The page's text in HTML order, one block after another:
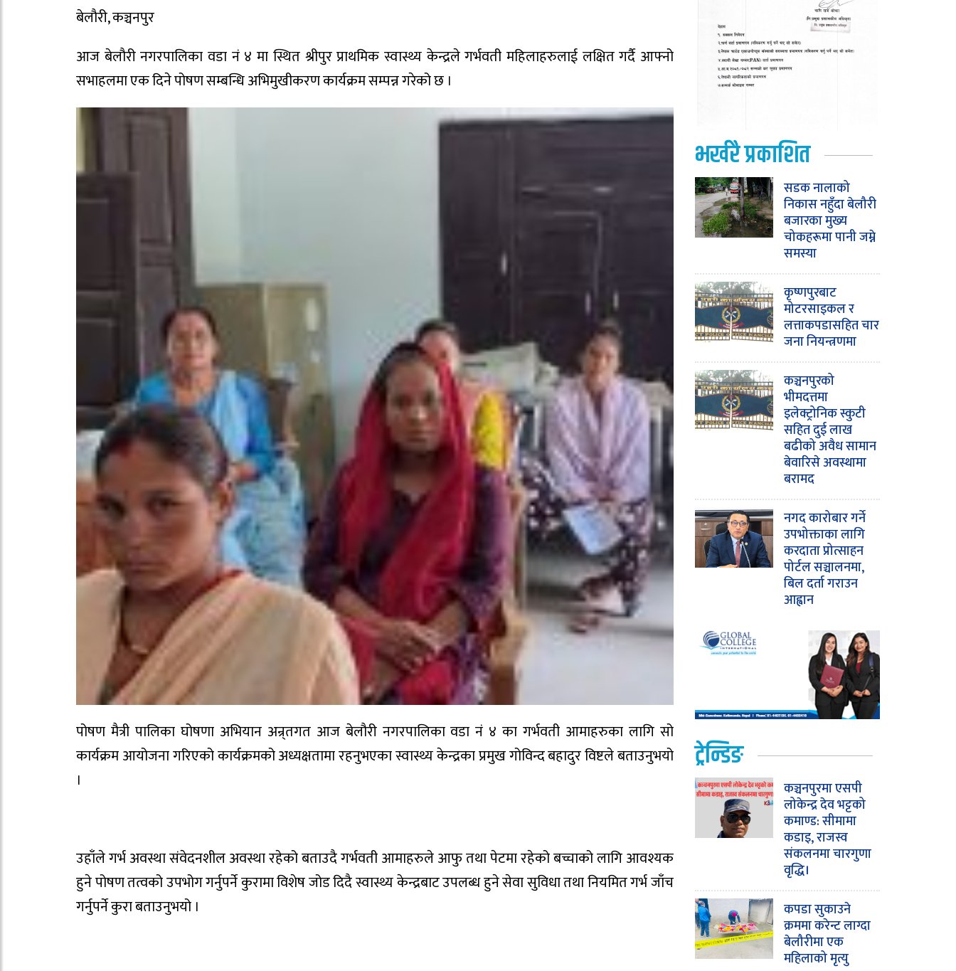
बेलाैरी, कञ्चनपुर
आज बेलौरी नगरपालिका वडा नं ४ मा स्थित श्रीपुर प्राथमिक स्वास्थ्य केन्द्रले गर्भवती महिलाहरुलाई लक्षित गर्दै आफ्नो
सभाहलमा एक दिने पोषण सम्बन्धि अभिमुखीकरण कार्यक्रम सम्पन्न गरेको छ ।
पोषण मैत्री पालिका घोषणा अभियान अन्र्तगत आज बेलौरी नगरपालिका वडा नं ४ का गर्भवती आमाहरुका लागि सो
कार्यक्रम आयोजना गरिएको कार्यक्रमको अध्यक्षतामा रहनुभएका स्वास्थ्य केन्द्रका प्रमुख गोविन्द बहादुर विष्टले बताउनुभयो
।
उहाँले गर्भ अवस्था संवेदनशील अवस्था रहेको बताउदै गर्भवती आमाहरुले आफु तथा पेटमा रहेको बच्चाको लागि आवश्यक
हुने पोषण तत्वको उपभोग गर्नुपर्ने कुरामा विशेष जोड दिदै स्वास्थ्य केन्द्रबाट उपलब्ध हुने सेवा सुविधा तथा नियमित गर्भ जाँच
गर्नुपर्ने कुरा बताउनुभयो ।
भर्खरै प्रकाशित
सडक नालाको
निकास नहुँदा बेलौरी
बजारका मुख्य
चोकहरूमा पानी जम्ने
समस्या
कृष्णपुरबाट
मोटरसाइकल र
लत्ताकपडासहित चार
जना नियन्त्रणमा
कञ्चनपुरको
भीमदत्तमा
इलेक्ट्रोनिक स्कुटी
सहित दुई लाख
बढीको अवैध सामान
बेवारिसे अवस्थामा
बरामद
नगद कारोबार गर्ने
उपभोक्ताका लागि
करदाता प्रोत्साहन
पोर्टल सञ्चालनमा,
बिल दर्ता गराउन
आह्वान
ट्रेन्डिङ
कञ्चनपुरमा एसपी
लोकेन्द्र देव भट्टको
कमाण्ड: सीमामा
कडाइ, राजस्व
संकलनमा चारगुणा
वृद्धि।
कपडा सुकाउने
क्रममा करेन्ट लाग्दा
बेलौरीमा एक
महिलाको मृत्यु